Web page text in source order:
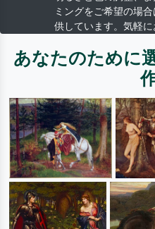
ミングをご希望の場
供しています。気軽に
あなたのために